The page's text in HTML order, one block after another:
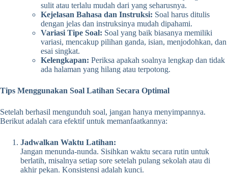
sulit atau terlalu mudah dari yang seharusnya.
Kejelasan Bahasa dan Instruksi: Soal harus ditulis
dengan jelas dan instruksinya mudah dipahami.
Variasi Tipe Soal: Soal yang baik biasanya memiliki
variasi, mencakup pilihan ganda, isian, menjodohkan, dan
esai singkat.
Kelengkapan: Periksa apakah soalnya lengkap dan tidak
ada halaman yang hilang atau terpotong.
Tips Menggunakan Soal Latihan Secara Optimal
Setelah berhasil mengunduh soal, jangan hanya menyimpannya.
Berikut adalah cara efektif untuk memanfaatkannya:
Jadwalkan Waktu Latihan:
Jangan menunda-nunda. Sisihkan waktu secara rutin untuk
berlatih, misalnya setiap sore setelah pulang sekolah atau di
akhir pekan. Konsistensi adalah kunci.